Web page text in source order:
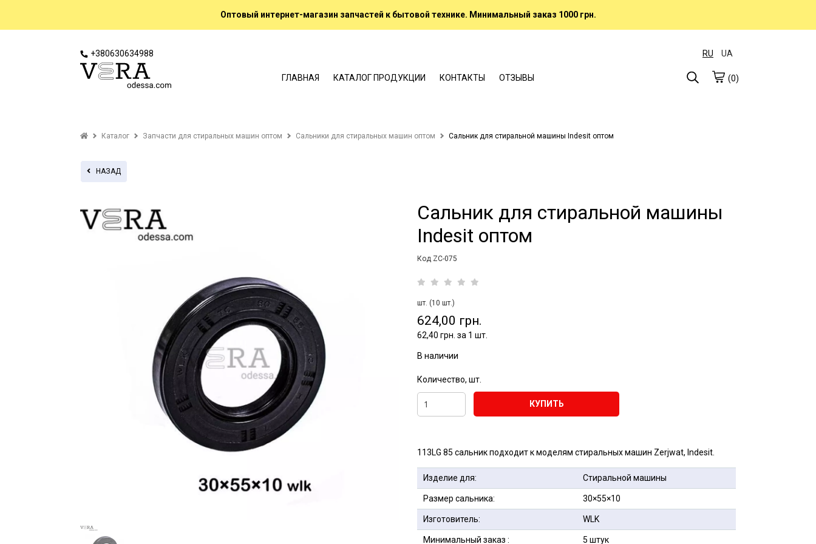
Оптовый интернет-магазин запчастей к бытовой технике. Минимальный заказ 1000 грн.
+380630634988 RU UA
ГЛАВНАЯ КАТАЛОГ ПРОДУКЦИИ КОНТАКТЫ ОТЗЫВЫ (0)
Каталог Запчасти для стиральных машин оптом Сальники для стиральных машин оптом Сальник для стиральной машины Indesit оптом
НАЗАД
Сальник для стиральной машины
Indesit оптом
Код ZC-075
шт. (10 шт.)
624,00 грн.
62,40 грн. за 1 шт.
В наличии
Количество, шт.
КУПИТЬ
113LG 85 сальник подходит к моделям стиральных машин Zerjwat, Indesit.
Изделие для: Стиральной машины
Размер сальника: 30×55×10
Изготовитель: WLK
Минимальный заказ : 5 штук